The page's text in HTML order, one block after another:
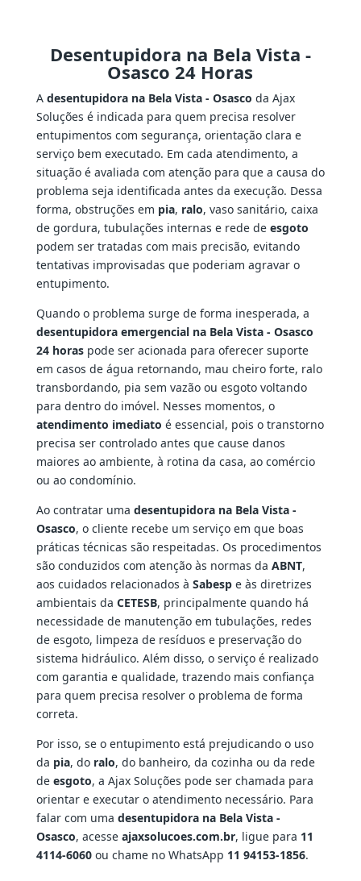
Desentupidora na Bela Vista -
Osasco 24 Horas
A desentupidora na Bela Vista - Osasco da Ajax
Soluções é indicada para quem precisa resolver
entupimentos com segurança, orientação clara e
serviço bem executado. Em cada atendimento, a
situação é avaliada com atenção para que a causa do
problema seja identificada antes da execução. Dessa
forma, obstruções em pia, ralo, vaso sanitário, caixa
de gordura, tubulações internas e rede de esgoto
podem ser tratadas com mais precisão, evitando
tentativas improvisadas que poderiam agravar o
entupimento.
Quando o problema surge de forma inesperada, a
desentupidora emergencial na Bela Vista - Osasco
24 horaspode ser acionada para oferecer suporte
em casos de água retornando, mau cheiro forte, ralo
transbordando, pia sem vazão ou esgoto voltando
para dentro do imóvel. Nesses momentos, o
atendimento imediato é essencial, pois o transtorno
precisa ser controlado antes que cause danos
maiores ao ambiente, à rotina da casa, ao comércio
ou ao condomínio.
Ao contratar uma desentupidora na Bela Vista -
Osasco, o cliente recebe um serviço em que boas
práticas técnicas são respeitadas. Os procedimentos
são conduzidos com atenção às normas da ABNT,
aos cuidados relacionados à Sabespe às diretrizes
ambientais da CETESB, principalmente quando há
necessidade de manutenção em tubulações, redes
de esgoto, limpeza de resíduos e preservação do
sistema hidráulico. Além disso, o serviço é realizado
com garantia e qualidade, trazendo mais confiança
para quem precisa resolver o problema de forma
correta.
Por isso, se o entupimento está prejudicando o uso
da pia, do ralo, do banheiro, da cozinha ou da rede
de esgoto, a Ajax Soluções pode ser chamada para
orientar e executar o atendimento necessário. Para
falar com uma desentupidora na Bela Vista -
Osasco, acesse ajaxsolucoes.com.br, ligue para 11
4114-6060ou chame no WhatsApp 11 94153-1856.